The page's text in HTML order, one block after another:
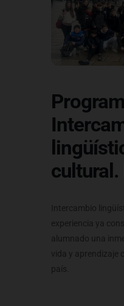
Intercambio
experiencia ya
alumnado una
vida y aprendizaje
país.